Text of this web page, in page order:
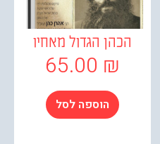
הכהן הגדול מאחיו
65.00
הוספה לסל